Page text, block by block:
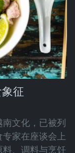
征
文化，已被列
家在座谈会上
、调料与烹饪